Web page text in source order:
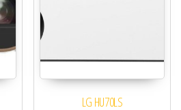
LG HU70LS